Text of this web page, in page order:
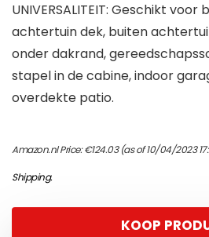
UNIVERSALITEIT: Geschikt
achtertuin dek, buiten
onder dakrand,
stapel in de cabine, indoor
overdekte patio.
Amazon.nl Price:€124.03(as of 10/04/2023
Shipping.
KOOP